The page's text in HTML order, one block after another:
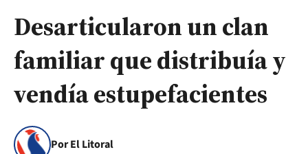
Desarticularon un clan
familiar que distribuía y
vendía estupefacientes
Por El Litoral